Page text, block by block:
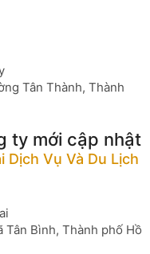
Tân Thành, Thành
ty mới cập nhật
Dịch Vụ Và Du Lịch
Tân Bình, Thành phố Hồ